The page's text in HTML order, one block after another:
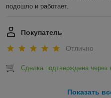
подошло и работает.
Покупатель
Отлично
Сделка подтверждена через
Показать